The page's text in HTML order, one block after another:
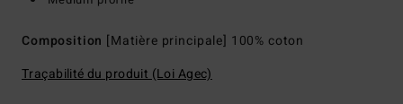
Composition [Matière principale] 100% coton
Traçabilité du produit (Loi Agec)